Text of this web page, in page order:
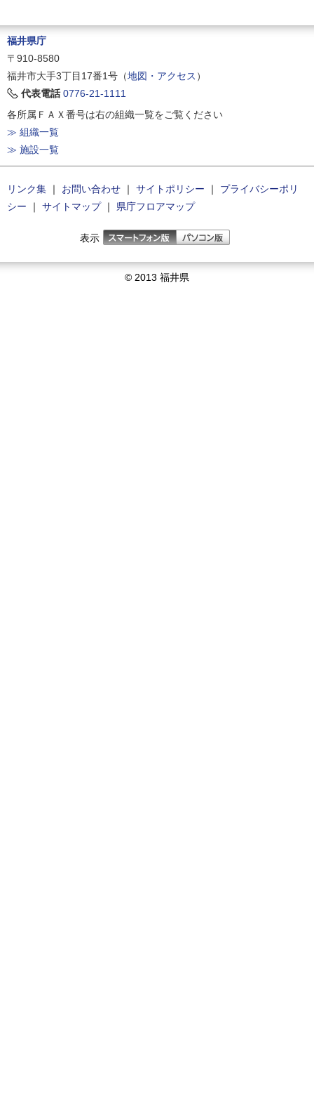
福井県庁
〒910-8580
福井市大手3丁目17番1号（地図・アクセス ）
代表電話 0776-21-1111
各所属ＦＡＸ番号は右の組織一覧をご覧ください
≫ 組織一覧
≫ 施設一覧
リンク集 ｜ お問い合わせ ｜ サイトポリシー ｜
プライバシーポリ
シー ｜ サイトマップ｜ 県庁フロアマップ
表示
© 2013 福井県